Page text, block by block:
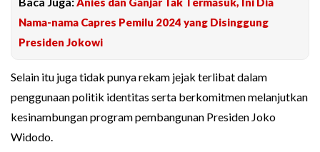
Nama-nama Capres Pemilu 2024 yang Disinggung
Presiden Jokowi
Selain itu juga tidak punya rekam jejak terlibat dalam
penggunaan politik identitas serta berkomitmen melanjutkan
kesinambungan program pembangunan Presiden Joko
Widodo.